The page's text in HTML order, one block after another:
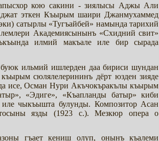
кою сакини - зиялысы Аджы Али
эткен Къырым шаири Джанмухаммед
сатырлы «Тугъайбей» намында тарихий
Академиясынынъ «Схидний свит»
илмий макъале иле бир сырада
ильмий ишлерден даа бириси шундан
сюлялелерининъ дёрт юзден зияде
исе, Осман Нури Акъчокъракълы къырым
«Эдиге», «Къапланды батыр» киби
иле чыкъышта булунды. Композитор Асан
язды (1923 с.). Мезкюр опера о
гъает кениш олуп, онынъ къалеми